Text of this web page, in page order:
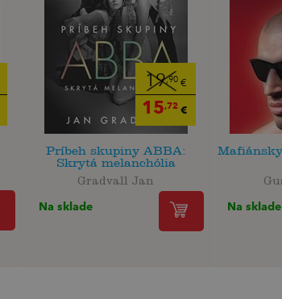
19,90 €
15,72 €
Príbeh skupiny ABBA:
Skrytá melanchólia
Gradvall Jan
Na sklade Na sklade